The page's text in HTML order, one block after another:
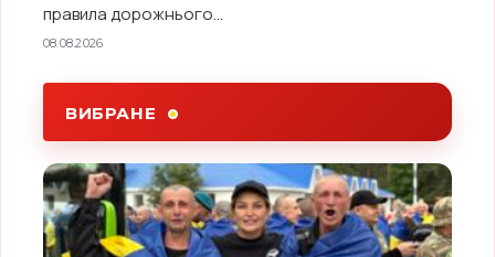
правила дорожнього...
08.08.2026
ВИБРАНЕ